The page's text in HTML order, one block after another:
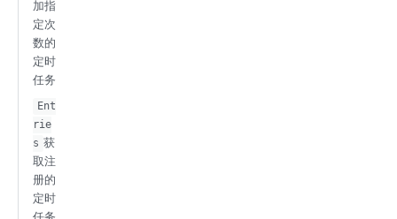
加指
定次
数的
定时
任务
Ent
rie
s 获
取注
册的
定时